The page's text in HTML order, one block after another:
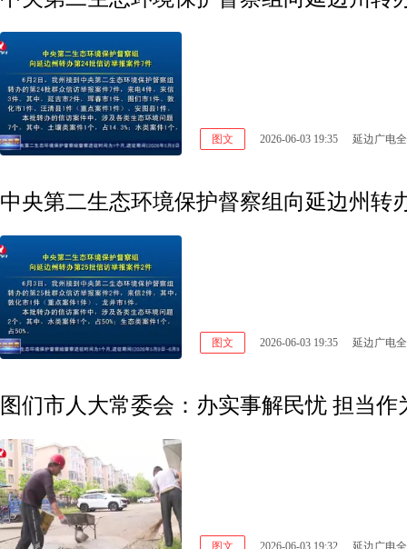
图文 2026-06-03 19:35 延边广电
中央第二生态环境保护督察组向延边州转
图文 2026-06-03 19:35 延边广电
图们市人大常委会：办实事解民忧 担当作
图文 2026-06-03 19:32 延边广电